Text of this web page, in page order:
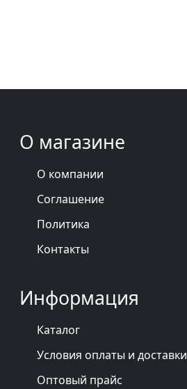
О магазине
О компании
Соглашение
Политика
Контакты
Информация
Каталог
Условия оплаты и доставки
Оптовый прайс